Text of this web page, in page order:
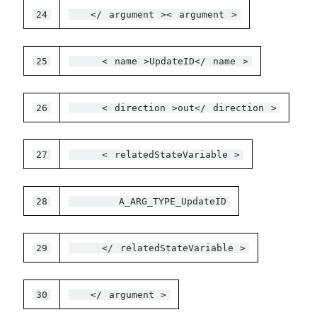
24 </ argument >< argument >
25 < name >UpdateID</ name >
26 < direction >out</ direction >
27 < relatedStateVariable >
28 A_ARG_TYPE_UpdateID
29 </ relatedStateVariable >
30 </ argument >